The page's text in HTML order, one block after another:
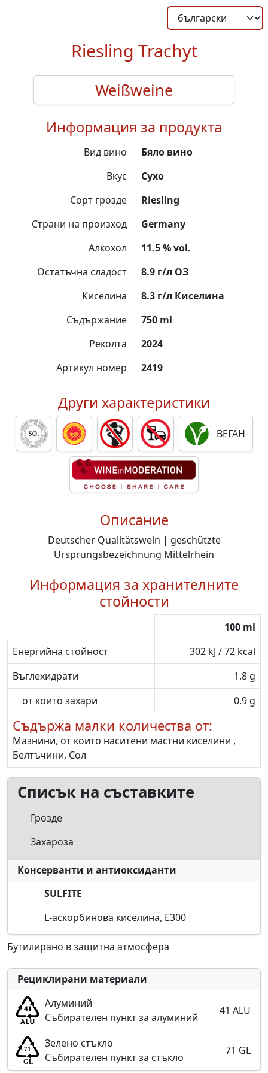
Riesling Trachyt
Weißweine
Информация за продукта
Вид вино
Бяло вино
Вкус
Сухо
Сорт грозде
Riesling
Страни на произход
Germany
Алкохол
11.5 % vol.
Остатъчна сладост
8.9 г/л ОЗ
Киселина
8.3 г/л Киселина
Съдържание
750 ml
Реколта
2024
Артикул номер
2419
Други характеристики
ВЕГАН
Описание
Deutscher Qualitätswein | geschützte
Ursprungsbezeichnung Mittelrhein
Информация за хранителните
стойности
100 ml
Енергийна стойност
302 kJ / 72 kcal
Въглехидрати
1.8 g
от които захари
0.9 g
Съдържа малки количества от:
Мазнини, от които наситени мастни киселини ,
Белтъчини, Сол
Списък на съставките
Грозде
Захароза
Консерванти и антиоксиданти
SULFITE
L-аскорбинова киселина, E300
Бутилирано в защитна атмосфера
Рециклирани материали
Алуминий
Събирателен пункт за алуминий
41 ALU
Зелено стъкло
Събирателен пункт за стъкло
71 GL